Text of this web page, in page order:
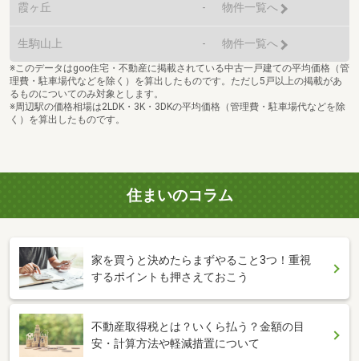
霞ヶ丘 - 物件一覧へ
生駒山上 - 物件一覧へ
※このデータはgoo住宅・不動産に掲載されている中古一戸建ての平均価格（管
理費・駐車場代などを除く）を算出したものです。ただし5戸以上の掲載があ
るものについてのみ対象とします。
※周辺駅の価格相場は2LDK・3K・3DKの平均価格（管理費・駐車場代などを除
く）を算出したものです。
住まいのコラム
家を買うと決めたらまずやること3つ！重視
するポイントも押さえておこう
不動産取得税とは？いくら払う？金額の目
安・計算方法や軽減措置について